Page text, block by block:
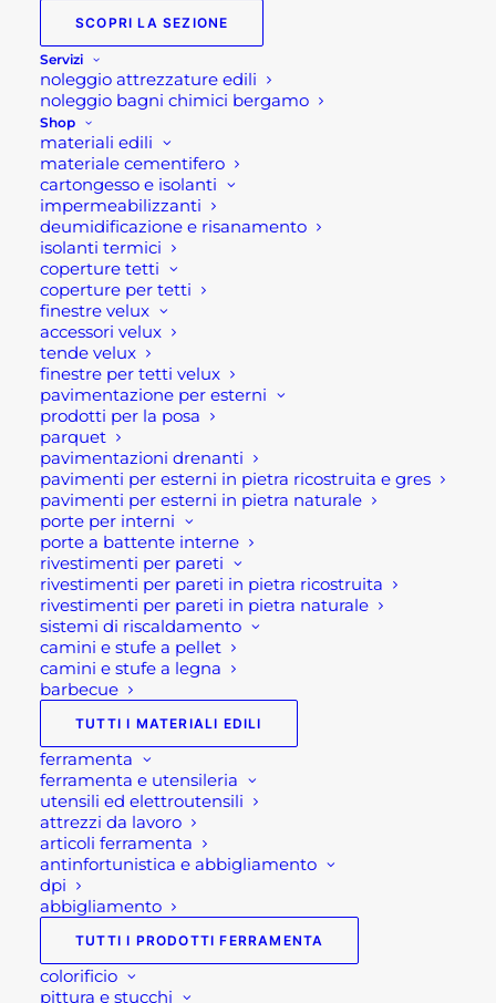
SCOPRI LA SEZIONE
Servizi
noleggio attrezzature edili
noleggio bagni chimici bergamo
Shop
materiali edili
materiale cementifero
cartongesso e isolanti
impermeabilizzanti
deumidificazione e risanamento
isolanti termici
coperture tetti
coperture per tetti
finestre velux
accessori velux
tende velux
finestre per tetti velux
pavimentazione per esterni
prodotti per la posa
parquet
pavimentazioni drenanti
pavimenti per esterni in pietra ricostruita e gres
pavimenti per esterni in pietra naturale
porte per interni
porte a battente interne
rivestimenti per pareti
rivestimenti per pareti in pietra ricostruita
rivestimenti per pareti in pietra naturale
sistemi di riscaldamento
camini e stufe a pellet
camini e stufe a legna
barbecue
TUTTI I MATERIALI EDILI
ferramenta
ferramenta e utensileria
utensili ed elettroutensili
attrezzi da lavoro
articoli ferramenta
antinfortunistica e abbigliamento
dpi
abbigliamento
TUTTI I PRODOTTI FERRAMENTA
colorificio
pittura e stucchi
KERACOLOR FF MAPEI
9,20€ - 11,80€ Fascia
di
prezzo:
da
a
11,80 €
Questo
prodotto
ha
più
varianti.
Le
opzioni
possono
essere
scelte
nella
pagina
del
prodotto
In evidenza
TAVOLO DA GIARDINO ALLUNGABILE
LION
600,00 €
TAVOLO GIARDINO QUADRATO
ALLUNGABILE PANTHER
CUCINA DA ESTERNO COMPATTA
BRABURA LITE SERIES 300
3.230,00€
Più apprezzati
MARTELLO DA CARPENTIERE OSCA KLIP